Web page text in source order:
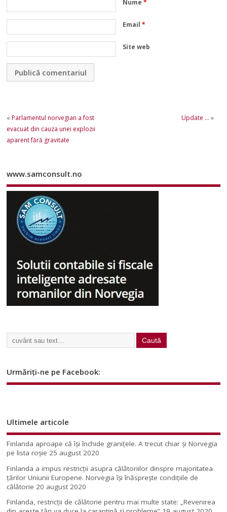
Nume*
Email*
Site web
«Parlamentul norvegian a fost
evacuat din cauza unei explozii
aparent fără gravitate
Update … »
www.samconsult.no
Urmăriți-ne pe Facebook:
Ultimele articole
Finlanda aproape că își închide granițele. A trecut chiar și Norvegia
pe lista roșie 25 august 2020
Finlanda a impus restricţii asupra călătoriilor dinspre majoritatea
ţărilor Uniunii Europene. Norvegia își înăsprește condițiile de
călătorie 20 august 2020
Finlanda, restricţii de călătorie pentru mai multe state: „Revenirea